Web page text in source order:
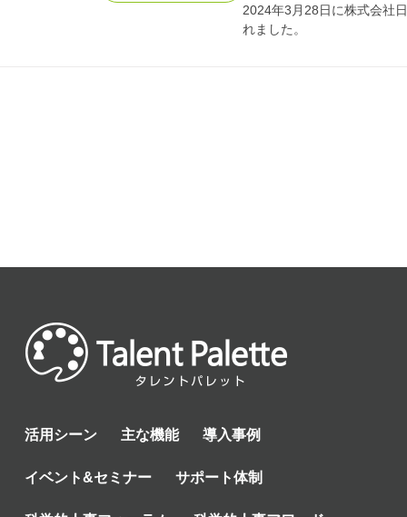
2024年3月28日に株式会社
れました。
活用シーン 主な機能 導入事例
イベント&セミナー サポート体制